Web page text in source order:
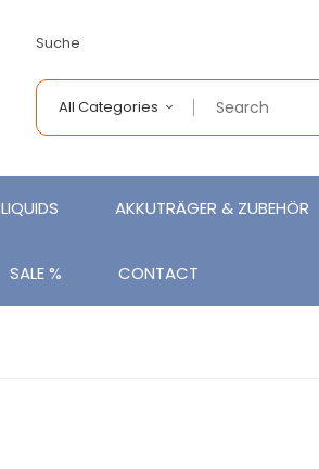
Suche
All Categories
LIQUIDS AKKUTRÄGER & ZUBEHÖR
SALE % CONTACT